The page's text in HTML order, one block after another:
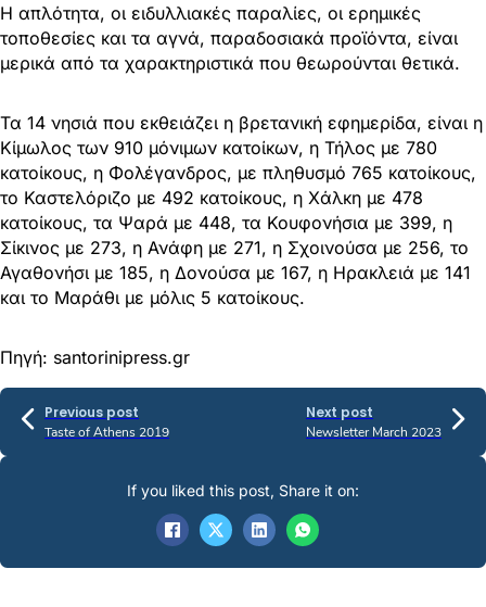
Η απλότητα, οι ειδυλλιακές παραλίες, οι ερημικές
τοποθεσίες και τα αγνά, παραδοσιακά προϊόντα, είναι
μερικά από τα χαρακτηριστικά που θεωρούνται θετικά.
Τα 14 νησιά που εκθειάζει η βρετανική εφημερίδα, είναι η
Κίμωλος των 910 μόνιμων κατοίκων, η Τήλος με 780
κατοίκους, η Φολέγανδρος, με πληθυσμό 765 κατοίκους,
το Καστελόριζο με 492 κατοίκους, η Χάλκη με 478
κατοίκους, τα Ψαρά με 448, τα Κουφονήσια με 399, η
Σίκινος με 273, η Ανάφη με 271, η Σχοινούσα με 256, το
Αγαθονήσι με 185, η Δονούσα με 167, η Ηρακλειά με 141
και το Μαράθι με μόλις 5 κατοίκους.
Πηγή: santorinipress.gr
Previous post
Taste of Athens 2019
Next post
Newsletter March 2023
If you liked this post, Share it on: